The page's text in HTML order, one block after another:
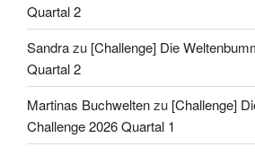
Quartal 2
Sandrazu [Challenge] Die
Quartal 2
Martinas Buchweltenzu [Challenge]
Challenge 2026 Quartal 1